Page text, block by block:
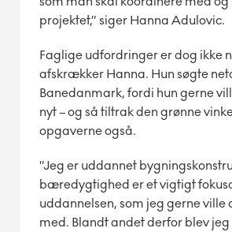
projektet,” siger Hanna Adulovic.
Faglige udfordringer er dog ikke
afskrækker Hanna. Hun søgte
Banedanmark, fordi hun gerne
nyt – og så tiltrak den grønne
opgaverne også.
”Jeg er uddannet
bæredygtighed er et vigtigt
uddannelsen, som jeg gerne ville
med. Blandt andet derfor blev